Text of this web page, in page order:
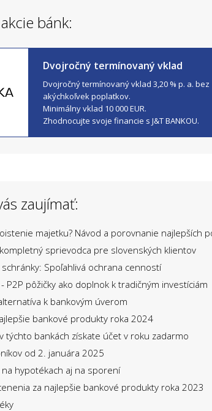
bánk:
Dvojročný termínovaný vklad
Dvojročný termínovaný vklad 3,20 % p. a. bez
akýchkoľvek poplatkov.
Minimálny vklad 10 000 EUR.
Zhodnocujte svoje financie s J&T BANKOU.
zaujímať:
majetku? Návod a porovnanie najlepších
sprievodca pre slovenských klientov
Spoľahlivá ochrana cenností
P2P pôžičky ako doplnok k tradičným investíciám
k bankovým úverom
bankové produkty roka 2024
týchto bankách získate účet v roku zadarmo
od 2. januára 2025
na hypotékach aj na sporení
za najlepšie bankové produkty roka 2023